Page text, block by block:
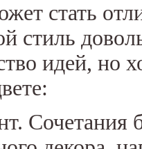
стать
стиль
идей, но
Сочетания